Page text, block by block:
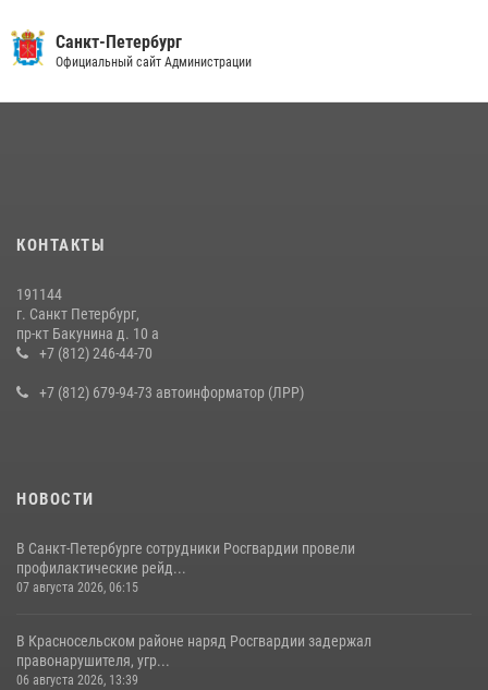
Санкт-Петербург
Официальный сайт Администрации
КОНТАКТЫ
191144
г. Санкт Петербург,
пр-кт Бакунина д. 10 а
+7 (812) 246-44-70
+7 (812) 679-94-73 автоинформатор (ЛРР)
НОВОСТИ
В Санкт-Петербурге сотрудники Росгвардии провели
профилактические рейд...
07 августа 2026, 06:15
В Красносельском районе наряд Росгвардии задержал
правонарушителя, угр...
06 августа 2026, 13:39